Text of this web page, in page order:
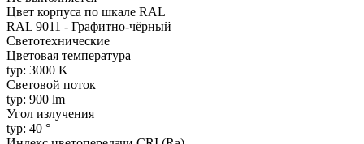
Цвет корпуса по шкале RAL
RAL 9011 - Графитно-чёрный
Светотехнические
Цветовая температура
typ: 3000 K
Световой поток
typ: 900 lm
Угол излучения
typ: 40 °